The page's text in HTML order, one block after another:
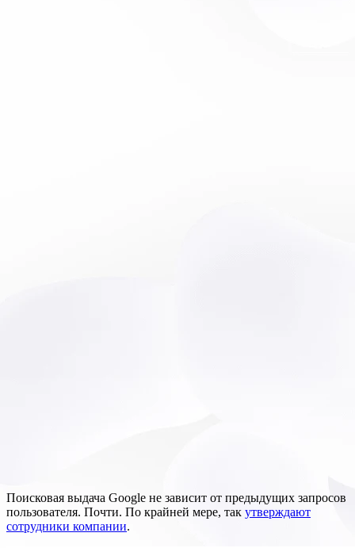
Поисковая выдача Google не зависит от предыдущих запросов
пользователя. Почти. По крайней мере, так утверждают
сотрудники компании.